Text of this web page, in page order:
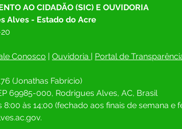
para
e
monitoram erosão no
Municipal
AO CIDADÃO (SIC) E OUVIDORIA
Alves - Estado do Acre
Conosco | Ouvidoria | Portal de
(Jonathas Fabrício)
69985-000, Rodrigues Alves, AC, Brasil
8:00 às 14;00 (fechado aos finais de semana e